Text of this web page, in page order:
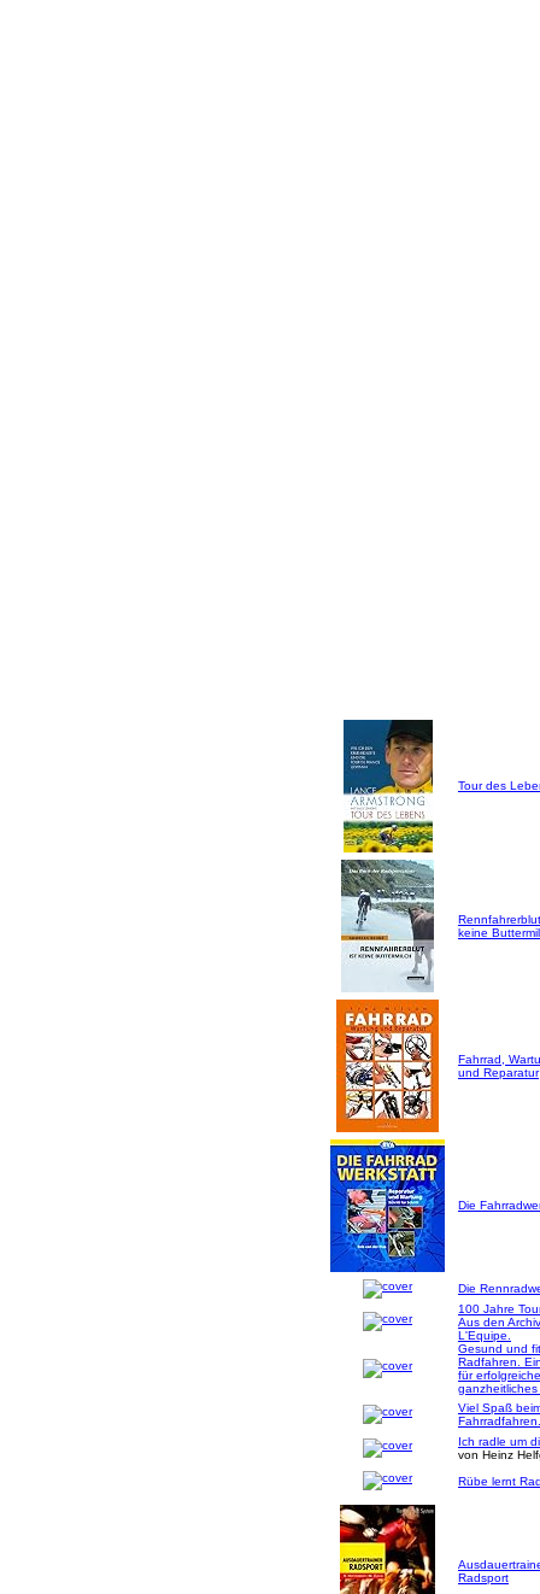
Tour des
keine
Fahrrad,
und Reparatur
Die
Die
100 Jahre
Aus den
L'Equipe.
Gesund und
Radfahren.
für
Viel Spaß
Fahrradfahren.
Ich radle um
von Heinz
Rübe lernt
Radsport